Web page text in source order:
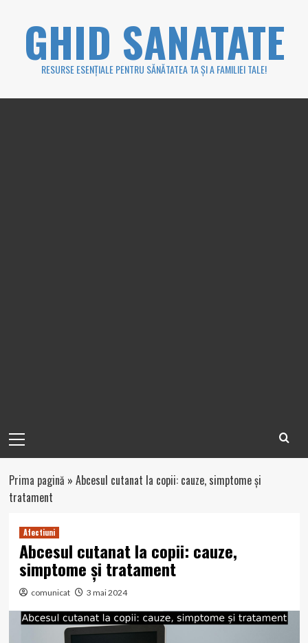
GHID SANATATE
RESURSE ESENȚIALE PENTRU SĂNĂTATEA TA ȘI A FAMILIEI TALE!
Menu
Prima pagină » Abcesul cutanat la copii: cauze, simptome și
tratament
Afectiuni
Abcesul cutanat la copii: cauze,
simptome și tratament
comunicat 3 mai 2024